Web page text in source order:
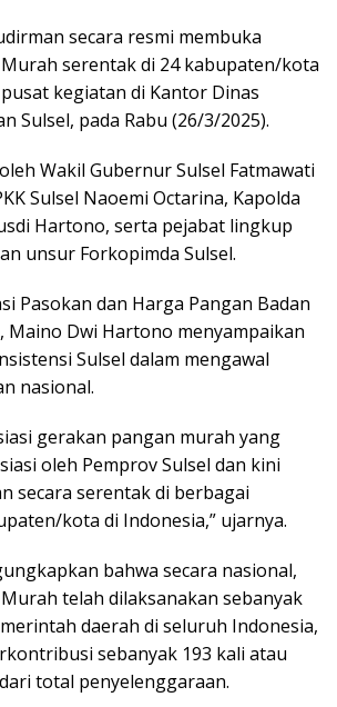
secara resmi membuka
serentak di 24 kabupaten/kota
kegiatan di Kantor Dinas
Sulsel, pada Rabu (26/3/2025).
Wakil Gubernur Sulsel Fatmawati
Sulsel Naoemi Octarina, Kapolda
Hartono, serta pejabat lingkup
unsur Forkopimda Sulsel.
Pasokan dan Harga Pangan Badan
Maino Dwi Hartono menyampaikan
Sulsel dalam mengawal
nasional.
gerakan pangan murah yang
oleh Pemprov Sulsel dan kini
secara serentak di berbagai
kota di Indonesia,” ujarnya.
bahwa secara nasional,
telah dilaksanakan sebanyak
daerah di seluruh Indonesia,
sebanyak 193 kali atau
total penyelenggaraan.